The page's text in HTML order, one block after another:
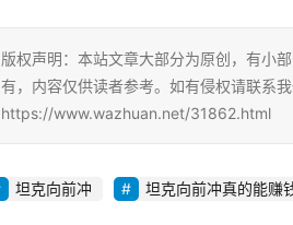
版权声明：本站文章大部分为原创，有小
有，内容仅供读者参考。如有侵权请联系
https://www.wazhuan.net/31862.html
坦克向前冲 坦克向前冲真的能赚